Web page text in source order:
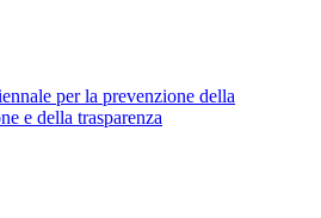
per la prevenzione della
e della trasparenza